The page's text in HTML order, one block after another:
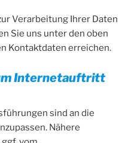
Verarbeitung Ihrer Daten
Sie uns unter den oben
Kontaktdaten erreichen.
Internetauftritt
sind an die
Nähere